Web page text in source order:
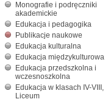
Monografie i podręczniki
akademickie
Edukacja i pedagogika
Publikacje naukowe
Edukacja kulturalna
Edukacja międzykulturowa
Edukacja przedszkolna i
wczesnoszkolna
Edukacja w klasach IV-VIII,
Liceum